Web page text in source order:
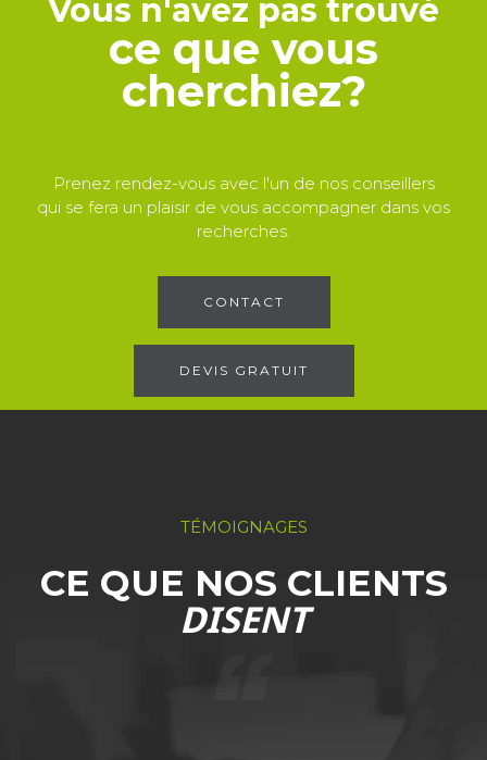
Vous n'avez pas trouvé
ce que vous
cherchiez?
Prenez rendez-vous avec l'un de nos conseillers
qui se fera un plaisir de vous accompagner dans vos
recherches.
CONTACT
DEVIS GRATUIT
TÉMOIGNAGES
CE QUE NOS CLIENTS
DISENT